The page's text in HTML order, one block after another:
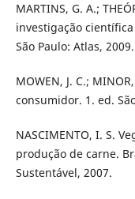
MARTINS, G. A.;
investigação
São Paulo: Atlas, 2009.
MOWEN, J. C.;
consumidor. 1. ed.
NASCIMENTO, I. S.
produção de carne.
Sustentável, 2007.